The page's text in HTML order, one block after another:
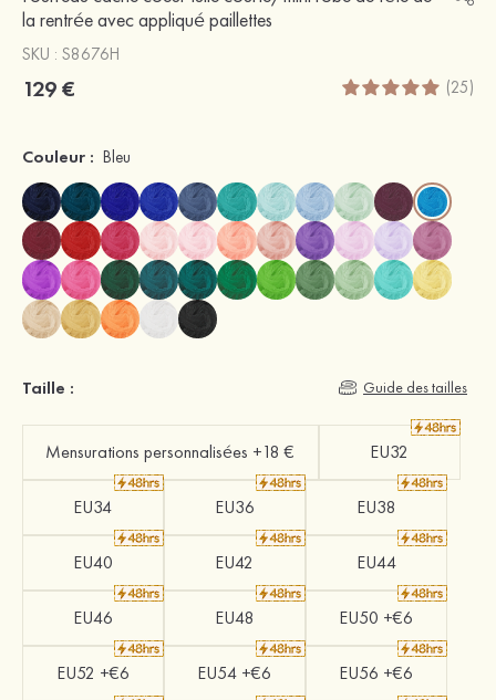
la rentrée avec appliqué paillettes
SKU : S8676H
129 € (25)
Couleur : Bleu
Taille : Guide des tailles
Mensurations personnalisées +18 € EU32
EU34 EU36 EU38
EU40 EU42 EU44
EU46 EU48 EU50 +€6
EU52 +€6 EU54 +€6 EU56 +€6